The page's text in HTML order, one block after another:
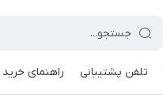
تلفن پشتیبانی راهنمای خرید